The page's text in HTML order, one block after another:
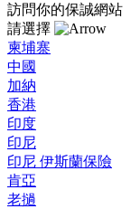
訪問你的保誠網站
請選擇
柬埔寨
中國
加納
香港
印度
印尼
印尼 伊斯蘭保險
肯亞
老撾